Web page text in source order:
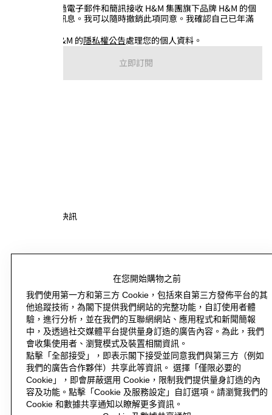
我希望透過電子郵件和簡訊接收 H&M 集團旗下品牌 H&M 的個
人化促銷訊息。我可以隨時撤銷此項同意。我確認自己已年滿
我們將依據 H&M 的隱私權公告處理您的個人資料。
立即訂閱
時尚快訊
企業資訊
協助
H&M
在您開始購物之前
我們使用第一方和第三方 Cookie，包括來自第三方發佈平台的其
他追蹤技術，為閣下提供我們網站的完整功能，自訂使用者體
驗，進行分析，並在我們的互聯網網站、應用程式和新聞簡報
中，及透過社交媒體平台提供量身訂造的廣告內容。為此，我們
會收集使用者、瀏覽模式及裝置相關資訊。
點擊「全部接受」，即表示閣下接受並同意我們與第三方（例如
我們的廣告合作夥伴）共享此等資訊。 選擇「僅限必要的
Cookie」，即會屏蔽選用 Cookie，限制我們提供量身訂造的內
容及功能。點擊「Cookie 及服務設定」自訂選項。請瀏覽我們的
Cookie 和數據共享通知以瞭解更多資訊。